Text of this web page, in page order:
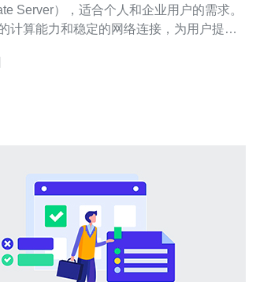
Server），适合个人和企业用户的需求。
计算能力和稳定的网络连接，为用户提供
网络架构，确保了卓越的性能表现。它配